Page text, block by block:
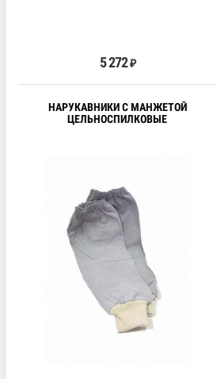
5 272 ₽
НАРУКАВНИКИ С МАНЖЕТОЙ
ЦЕЛЬНОСПИЛКОВЫЕ